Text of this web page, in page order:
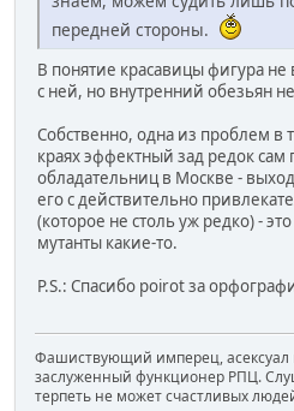
передней стороны.
В понятие красавицы фигура
с ней, но внутренний обезьян
Собственно, одна из проблем в
краях эффектный зад редок сам
обладательниц в Москве -
его с действительно
(которое не столь уж редко) -
мутанты какие-то.
P.S.: Спасибо poirot за
Фашиствующий имперец, асексуал
заслуженный функционер РПЦ.
терпеть не может счастливых